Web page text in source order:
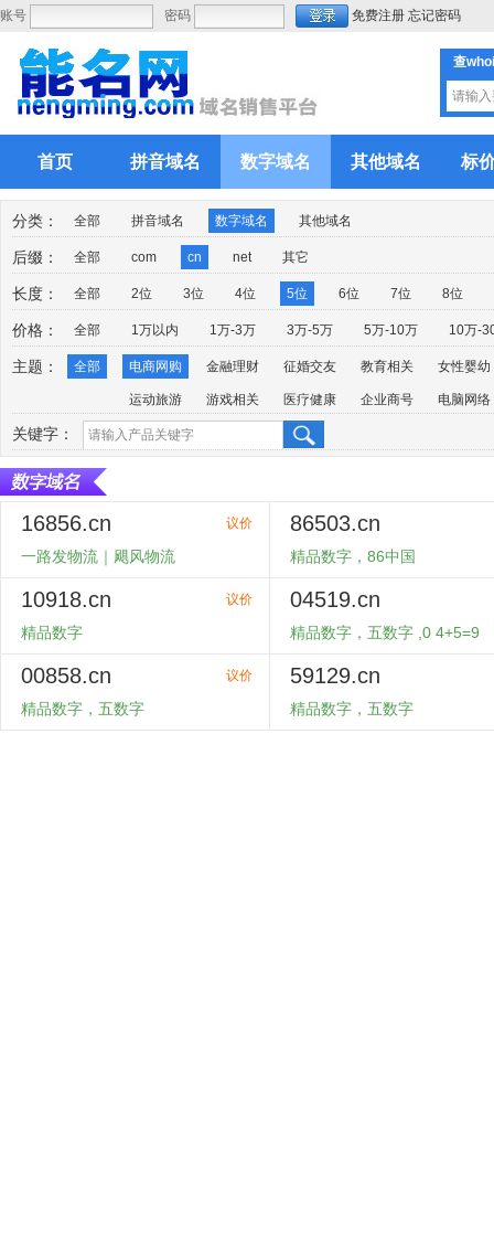
账号 密码 免费注册 忘记密码
查
首页 拼音域名 数字域名 其他域名 标
分类： 全部 拼音域名 数字域名 其他域名
后缀： 全部 com cn net 其它
长度： 全部 2位 3位 4位 5位 6位 7位 8位
价格： 全部 1万以内 1万-3万 3万-5万 5万-10万 10万-
主题： 全部 电商网购 金融理财 征婚交友 教育相关 女性婴幼
运动旅游 游戏相关 医疗健康 企业商号 电脑网络
关键字：
议价
16856.cn
一路发物流｜飓风物流
86503.cn
精品数字，86中国
议价
10918.cn
精品数字
04519.cn
精品数字，五数字 ,0 4+5=9
4+5+1=0 9
议价
00858.cn
精品数字，五数字
59129.cn
精品数字，五数字